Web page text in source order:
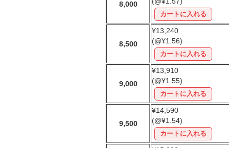
8,000
8,500
¥13,240
(@¥1.56)
9,000
¥13,910
(@¥1.55)
9,500
¥14,590
(@¥1.54)